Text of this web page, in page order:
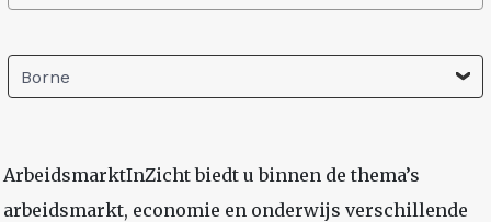
Borne
ArbeidsmarktInZicht biedt u binnen de thema’s
arbeidsmarkt, economie en onderwijs verschillende